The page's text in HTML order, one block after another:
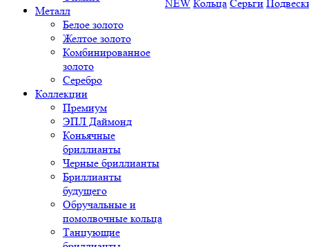
Металл
Белое золото
Желтое золото
Комбинированное
золото
Серебро
Коллекции
Премиум
ЭПЛ Даймонд
Коньячные
бриллианты
Черные бриллианты
Бриллианты
будущего
Обручальные и
помолвочные кольца
Танцующие
NEW Кольца Серьги